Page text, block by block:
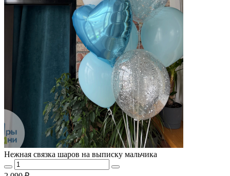
Нежная связка шаров на выписку мальчика